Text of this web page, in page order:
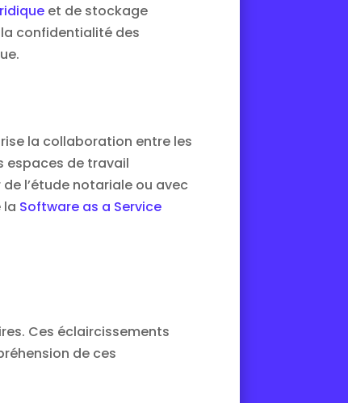
et de stockage
confidentialité des
la collaboration entre les
espaces de travail
l’étude notariale ou avec
la Software as a Service
Ces éclaircissements
de ces